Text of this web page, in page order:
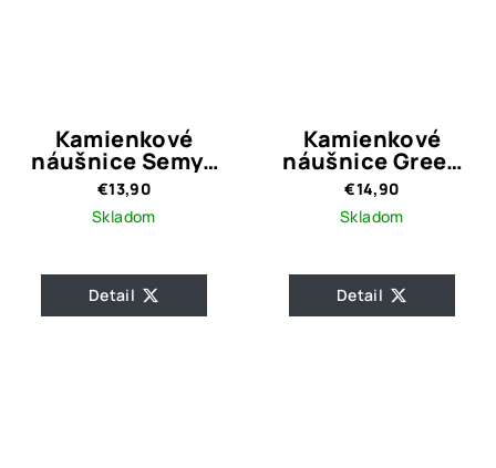
Kamienkové
náušnice Semya
Red
€13,90
Skladom
Detail
Kamienkové
náušnice Green
Shiny
€14,90
Skladom
Detail